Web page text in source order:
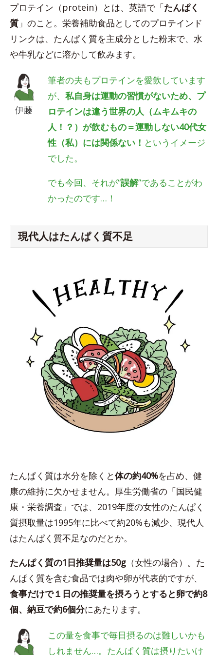
プロテイン（protein）とは、英語で「たんぱく
質 」のこと。栄養補助食品としてのプロテインド
リンクは、たんぱく質を主成分とした粉末で、水
や牛乳などに溶かして飲みます。
伊藤
筆者の夫もプロテインを愛飲しています
が、私自身は運動の習慣がないため、プ
ロテインは違う世界の人（ムキムキの
人！？）が飲むもの＝運動しない40代女
性（私）には関係ない！ というイメージ
でした。
でも今回、それが“誤解”であることがわ
かったのです…！
現代人はたんぱく質不足
たんぱく質は水分を除くと体の約40%を占め、健
康の維持に欠かせません。厚生労働省の「国民健
康・栄養調査」では、2019年度の女性のたんぱく
質摂取量は1995年に比べて約20%も減少、現代人
はたんぱく質不足なのだとか。
たんぱく質の1日推奨量は50g （女性の場合）。た
んぱく質を含む食品では肉や卵が代表的ですが、
食事だけで１日の推奨量を摂ろうとすると卵で約8
個、納豆で約6個分にあたります。
この量を食事で毎日摂るのは難しいかも
しれません…。たんぱく質は摂りたいけ